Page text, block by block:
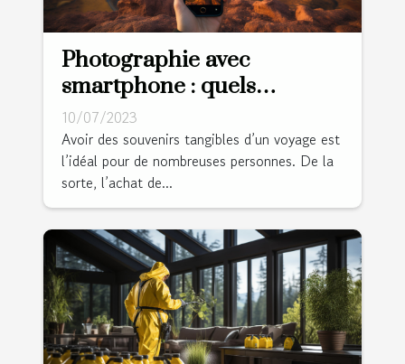
Photographie avec
smartphone : quels
avantages lors d’un voyage
?
10/07/2023
Avoir des souvenirs tangibles d’un voyage est
l’idéal pour de nombreuses personnes. De la
sorte, l’achat de...